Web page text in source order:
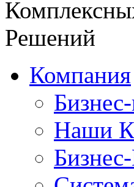
Компания
Наши